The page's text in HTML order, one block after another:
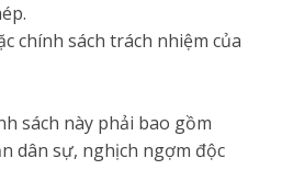
chính sách trách nhiệm của
sách này phải bao gồm
dân sự, nghịch ngợm độc